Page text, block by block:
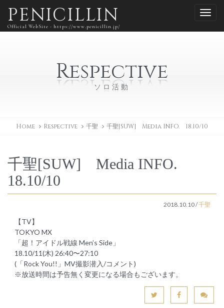
PENICILLIN
Official WebSite - https://www.penicillin.jp/
Respective
ソロ活動
Home Respective 千聖 千聖[SUW] Media INFO. 18.10/10
千聖[SUW] Media INFO.
18.10/10
2018.10.10/千聖
【TV】
TOKYO MX
「超！アイドル戦線 Men’s Side」
18.10/11(木) 26:40〜27:10
(「Rock You!!」MV撮影潜入/コメント)
※放送時間は予告無く変更になる場合もございます。